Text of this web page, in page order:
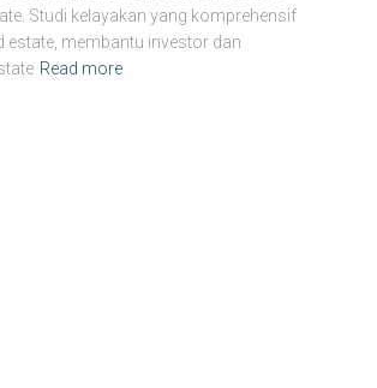
Studi kelayakan yang komprehensif
membantu investor dan
Read more